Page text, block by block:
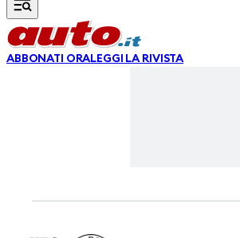
ABBONATI ORALEGGI LA RIVISTA